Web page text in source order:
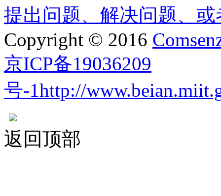
Copyright © 2016
京ICP备19036209
号-1http://
返回顶部